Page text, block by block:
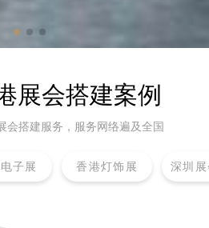
展会搭建案例
会搭建服务，服务网络遍及全国
子展 香港灯饰展 深圳